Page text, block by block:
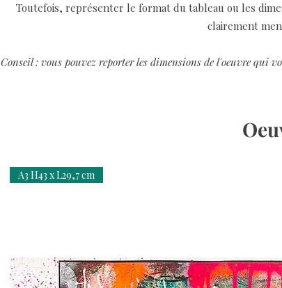
Toutefois, représenter le format du tableau ou les
clairement
Conseil : vous pouvez reporter les dimensions de l'oeuvre
A3 H43 x L29,7 cm